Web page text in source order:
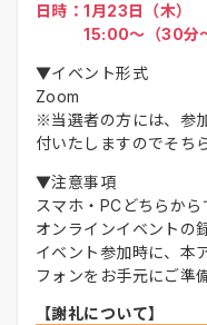
日時：1月23日（木）
15:00～（30分～1
▼イベント形式
Zoom
※当選者の方には、参
付いたしますのでそち
▼注意事項
スマホ・PCどちらから
オンラインイベントの
イベント参加時に、本
フォンをお手元にご準
【謝礼について】